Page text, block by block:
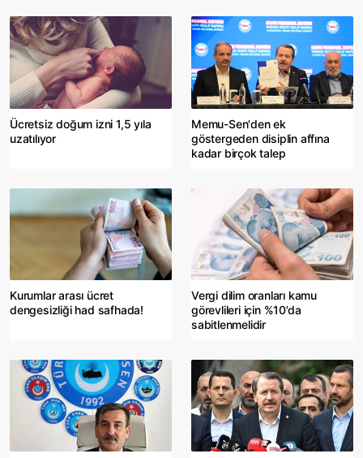
Ücretsiz doğum izni 1,5 yıla
uzatılıyor
Memu-Sen'den ek
göstergeden disiplin affına
kadar birçok talep
Kurumlar arası ücret
dengesizliği had safhada!
Vergi dilim oranları kamu
görevlileri için %10’da
sabitlenmelidir